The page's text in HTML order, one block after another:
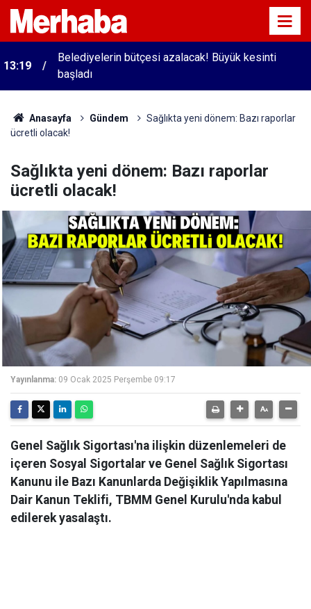
13:19
Belediyelerin bütçesi azalacak! Büyük kesinti
başladı
Anasayfa Gündem
Sağlıkta yeni dönem: Bazı raporlar
ücretli olacak!
Sağlıkta yeni dönem: Bazı raporlar
ücretli olacak!
Yayınlanma: 09 Ocak 2025 Perşembe 09:17
Genel Sağlık Sigortası'na ilişkin düzenlemeleri de
içeren Sosyal Sigortalar ve Genel Sağlık Sigortası
Kanunu ile Bazı Kanunlarda Değişiklik Yapılmasına
Dair Kanun Teklifi, TBMM Genel Kurulu'nda kabul
edilerek yasalaştı.